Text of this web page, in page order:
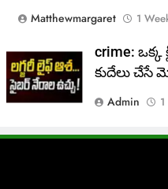
Matthewmargaret
1
crime:
కుదేలు చేసే
Admin